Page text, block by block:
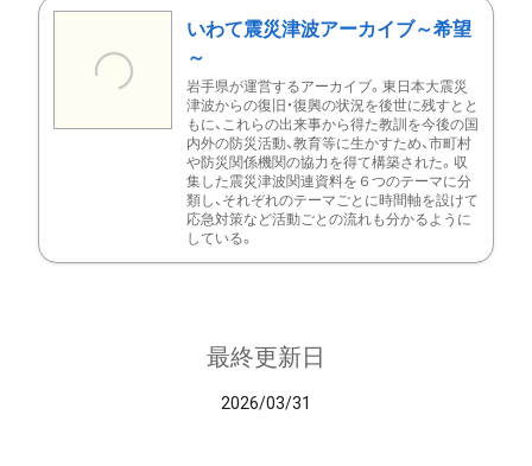
いわて震災津波アーカイブ～希望
～
岩手県が運営するアーカイブ。東日本大震災
津波からの復旧・復興の状況を後世に残すとと
もに、これらの出来事から得た教訓を今後の国
内外の防災活動、教育等に生かすため、市町村
や防災関係機関の協力を得て構築された。収
集した震災津波関連資料を６つのテーマに分
類し、それぞれのテーマごとに時間軸を設けて
応急対策など活動ごとの流れも分かるように
している。
最終更新日
2026/03/31